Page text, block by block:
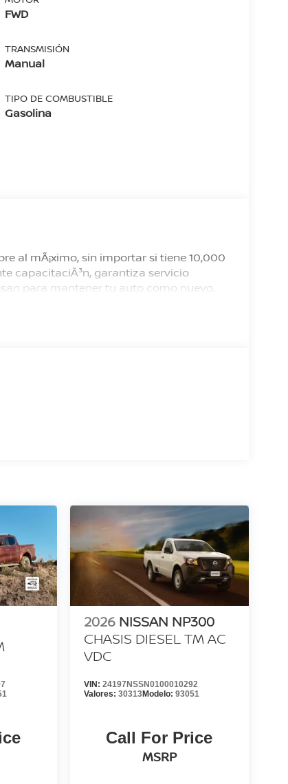
FWD
TRANSMISIÓN
Manual
TIPO DE COMBUSTIBLE
Gasolina
al mÃ¡ximo, sin importar si tiene 10,000
capacitaciÃ³n, garantiza servicio
para mantener tu auto como nuevo.
2026 NISSAN NP300
CHASIS DIESEL TM AC
VDC
VIN: 24197NSSN0100010292
Valores: 30313Modelo: 93051
Call For Price
MSRP